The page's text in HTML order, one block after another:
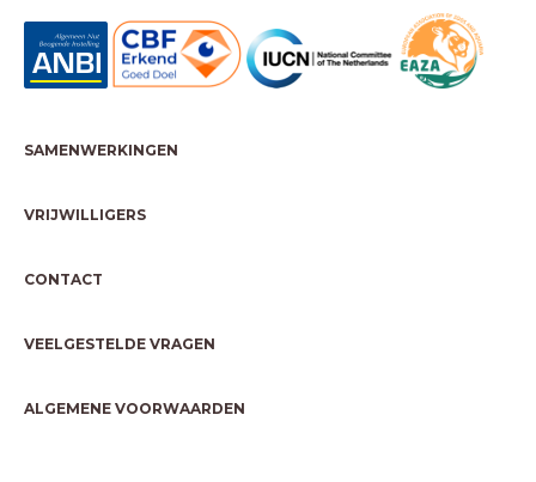
SAMENWERKINGEN
VRIJWILLIGERS
CONTACT
VEELGESTELDE VRAGEN
ALGEMENE VOORWAARDEN